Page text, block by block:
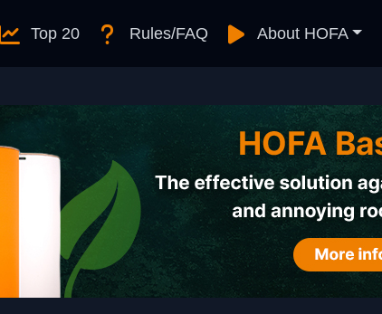
Top 20 Rules/FAQ About HOFA